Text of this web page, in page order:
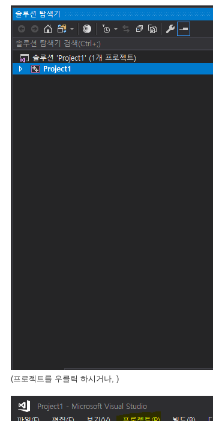
(프로젝트를 우클릭 하시거나, )